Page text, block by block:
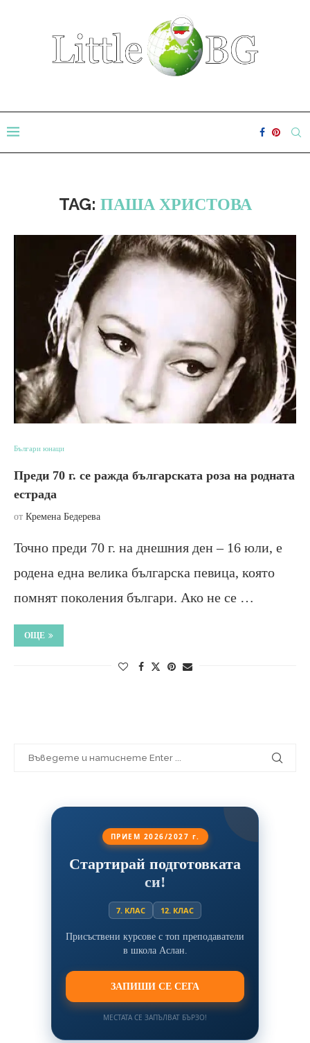
TAG: ПАША ХРИСТОВА
Българи юнаци
Преди 70 г. се ражда българската роза на родната
естрада
от Кремена Бедерева
Точно преди 70 г. на днешния ден – 16 юли, е
родена една велика българска певица, която
помнят поколения българи. Ако не се …
ОЩЕ
ПРИЕМ 2026/2027 г.
Стартирай подготовката
си!
7. КЛАС 12. КЛАС
Присъствени курсове с топ преподаватели
в школа Аслан.
ЗАПИШИ СЕ СЕГА
МЕСТАТА СЕ ЗАПЪЛВАТ БЪРЗО!